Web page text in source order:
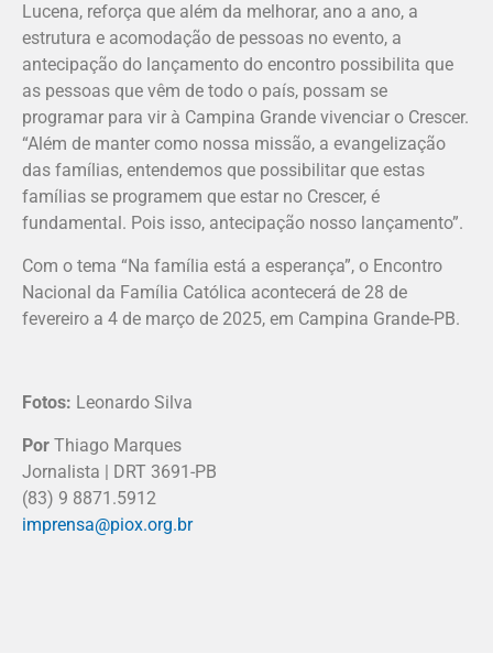
Lucena, reforça que além da melhorar, ano a ano, a
estrutura e acomodação de pessoas no evento, a
antecipação do lançamento do encontro possibilita que
as pessoas que vêm de todo o país, possam se
programar para vir à Campina Grande vivenciar o Crescer.
“Além de manter como nossa missão, a evangelização
das famílias, entendemos que possibilitar que estas
famílias se programem que estar no Crescer, é
fundamental. Pois isso, antecipação nosso lançamento”.
Com o tema “Na família está a esperança”, o Encontro
Nacional da Família Católica acontecerá de 28 de
fevereiro a 4 de março de 2025, em Campina Grande-PB.
Fotos: Leonardo Silva
Por Thiago Marques
Jornalista | DRT 3691-PB
(83) 9 8871.5912
imprensa@piox.org.br